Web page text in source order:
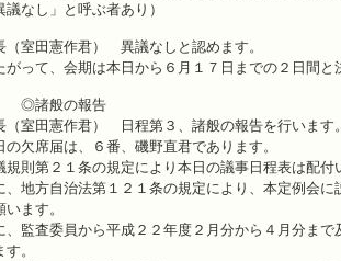
議なし」と呼ぶ者あり）
（室田憲作君） 異議なしと認めます。
って、会期は本日から６月１７日までの２日間と
般の報告
（室田憲作君） 日程第３、諸般の報告を行います。
欠席届は、６番、磯野直君であります。
則第２１条の規定により本日の議事日程表は配付
地方自治法第１２１条の規定により、本定例会
います。
監査委員から平成２２年度２月分から４月分ま
。